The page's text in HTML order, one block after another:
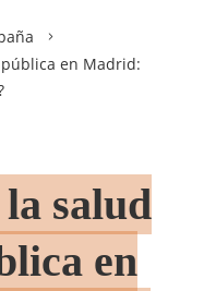
en Madrid:
salud
en